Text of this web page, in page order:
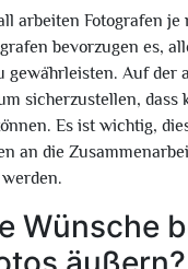
arbeiten Fotografen
bevorzugen es,
Auf der
sicherzustellen,
Es ist wichtig,
an die
Wünsche